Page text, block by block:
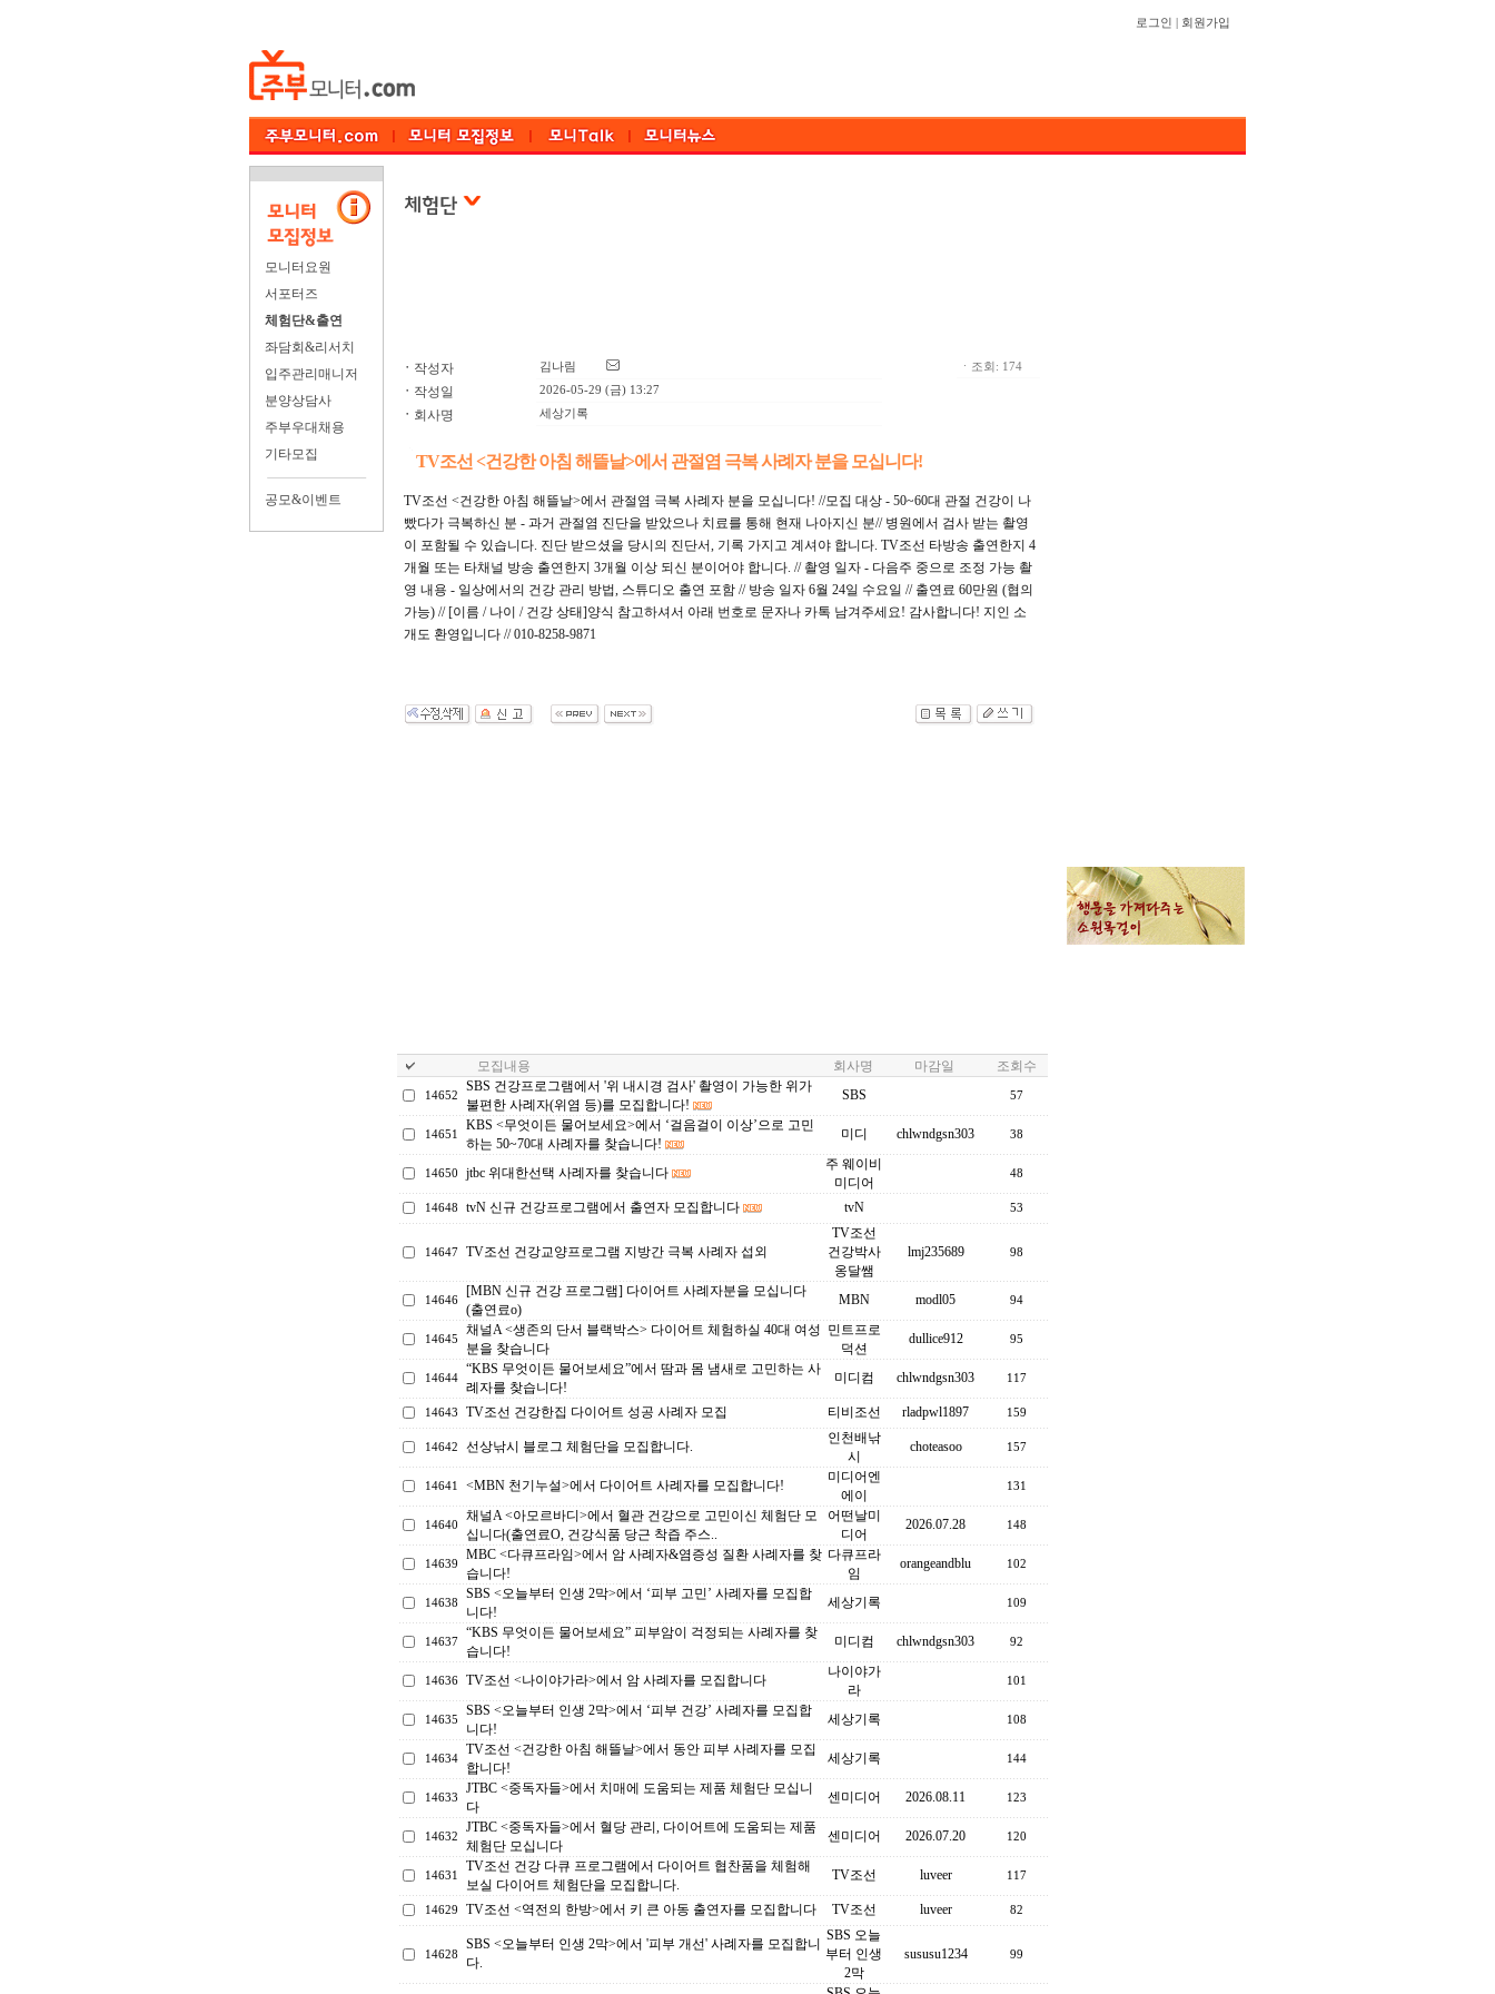
로그인 회원가입
모니터요원
서포터즈
체험단&출연
좌담회&리서치
입주관리매니저
분양상담사
주부우대채용
기타모집
공모&이벤트
ㆍ 작성자 김나림
ㆍ 작성일 2026-05-29 (금) 13:27
ㆍ 회사명 세상기록
ㆍ조회: 174
TV조선 <건강한 아침 해뜰날>에서 관절염 극복 사례자 분을 모십니다!
TV조선 <건강한 아침 해뜰날>에서 관절염 극복 사례자 분을 모십니다! ​// ​모집 대상 - 50~60대 관절 건강이 나
빴다가 극복하신 분 - 과거 관절염 진단을 받았으나 치료를 통해 현재 나아지신 분 ​// 병원에서 검사 받는 촬영
이 포함될 수 있습니다. 진단 받으셨을 당시의 진단서, 기록 가지고 계셔야 합니다. TV조선 타방송 출연한지 4
개월 또는 타채널 방송 출연한지 3개월 이상 되신 분이어야 합니다. ​ //​ 촬영 일자 - 다음주 중으로 조정 가능 촬
영 내용 - 일상에서의 건강 관리 방법, 스튜디오 출연 포함 ​//​ 방송 일자 6월 24일 수요일 ​​// 출연료 60만원 (협의
가능)​ // ​ [이름 / 나이 / 건강 상태]​양식 참고하셔서 아래 번호로 문자나 카톡 남겨주세요! 감사합니다! 지인 소
개도 환영입니다 // 010-8258-9871
모집내용 회사명 마감일 조회수
14652
SBS 건강프로그램에서 '위 내시경 검사' 촬영이 가능한 위가
불편한 사례자(위염 등)를 모집합니다!
SBS 57
14651
KBS <무엇이든 물어보세요>에서 ‘걸음걸이 이상’으로 고민
하는 50~70대 사례자를 찾습니다!
미디 chlwndgsn303 38
14650 jtbc 위대한선택 사례자를 찾습니다
주 웨이비
미디어
48
14648 tvN 신규 건강프로그램에서 출연자 모집합니다 tvN 53
14647 TV조선 건강교양프로그램 지방간 극복 사례자 섭외
TV조선
건강박사
옹달쌤
lmj235689 98
14646
[MBN 신규 건강 프로그램] 다이어트 사례자분을 모십니다
(출연료o)
MBN modl05 94
14645
채널A <생존의 단서 블랙박스> 다이어트 체험하실 40대 여성
분을 찾습니다
민트프로
덕션
dullice912 95
14644
“KBS 무엇이든 물어보세요”에서 땀과 몸 냄새로 고민하는 사
례자를 찾습니다!
미디컴 chlwndgsn303 117
14643 TV조선 건강한집 다이어트 성공 사례자 모집 티비조선 rladpwl1897 159
14642 선상낚시 블로그 체험단을 모집합니다.
인천배낚
시
choteasoo 157
14641 <MBN 천기누설>에서 다이어트 사례자를 모집합니다!
미디어엔
에이
131
14640
채널A <아모르바디>에서 혈관 건강으로 고민이신 체험단 모
십니다(출연료O, 건강식품 당근 착즙 주스..
어떤날미
디어
2026.07.28 148
14639
MBC <다큐프라임>에서 암 사례자&염증성 질환 사례자를 찾
습니다!
다큐프라
임
orangeandblu 102
14638
SBS <오늘부터 인생 2막>에서 ‘피부 고민’ 사례자를 모집합
니다!
세상기록 109
14637
“KBS 무엇이든 물어보세요” 피부암이 걱정되는 사례자를 찾
습니다!
미디컴 chlwndgsn303 92
14636 TV조선 <나이야가라>에서 암 사례자를 모집합니다
나이야가
라
101
14635
SBS <오늘부터 인생 2막>에서 ‘피부 건강’ 사례자를 모집합
니다!
세상기록 108
14634
TV조선 <건강한 아침 해뜰날>에서 동안 피부 사례자를 모집
합니다!
세상기록 144
14633
JTBC <중독자들>에서 치매에 도움되는 제품 체험단 모십니
다
센미디어 2026.08.11 123
14632
JTBC <중독자들>에서 혈당 관리, 다이어트에 도움되는 제품
체험단 모십니다
센미디어 2026.07.20 120
14631
TV조선 건강 다큐 프로그램에서 다이어트 협찬품을 체험해
보실 다이어트 체험단을 모집합니다.
TV조선 luveer 117
14629 TV조선 <역전의 한방>에서 키 큰 아동 출연자를 모집합니다 TV조선 luveer 82
14628
SBS <오늘부터 인생 2막>에서 '피부 개선' 사례자를 모집합니
다.
SBS 오늘
부터 인생
2막
sususu1234 99